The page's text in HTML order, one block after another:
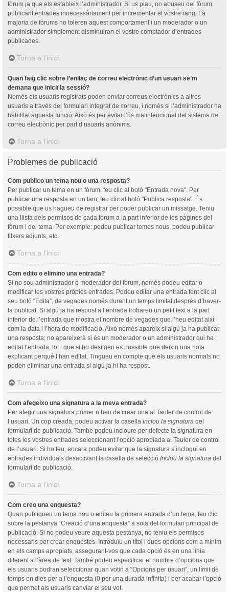
fòrum ja que els estableix l’administrador. Si us plau, no abuseu del fòrum
publicant entrades innecessàriament per incrementar el vostre rang. La
majoria de fòrums no toleren aquest comportament i un moderador o un
administrador simplement disminuiran el vostre comptador d’entrades
publicades.
Torna a l’inici
Quan faig clic sobre l’enllaç de correu electrònic d’un usuari se’m
demana que iniciï la sessió?
Només els usuaris registrats poden enviar correus electrònics a altres
usuaris a través del formulari integrat de correu, i només si l’administrador ha
habilitat aquesta funció. Això és per evitar l’ús malintencionat del sistema de
correu electrònic per part d’usuaris anònims.
Torna a l’inici
Problemes de publicació
Com publico un tema nou o una resposta?
Per publicar un tema en un fòrum, feu clic al botó "Entrada nova". Per
publicar una resposta en un tam, feu clic al botó "Publica resposta". És
possible que us hagueu de registrar per poder publicar un missatge. Teniu
una llista dels permisos de cada fòrum a la part inferior de les pàgines del
fòrum i del tema. Per exemple: podeu publicar temes nous, podeu publicar
fitxers adjunts, etc.
Torna a l’inici
Com edito o elimino una entrada?
Si no sou administrador o moderador del fòrum, només podeu editar o
modificar les vostres pròpies entrades. Podeu editar una entrada fent clic al
seu botó “Edita”, de vegades només durant un temps limitat després d’haver-
la publicat. Si algú ja ha respost a l’entrada trobareu un petit text a la part
inferior de l’entrada que mostra el nombre de vegades que l’heu editat així
com la data i l’hora de modificació. Això només apareix si algú ja ha publicat
una resposta; no apareixerà si és un moderador o un administrador qui ha
editat l’entrada, tot i que si ho desitgen es possible que deixin una nota
explicant perquè l’han editat. Tingueu en compte que els usuaris normals no
poden eliminar una entrada si algú ja hi ha respost.
Torna a l’inici
Com afegeixo una signatura a la meva entrada?
Per afegir una signatura primer n’heu de crear una al Tauler de control de
l’usuari. Un cop creada, podeu activar la casella Inclou la signatura del
formulari de publicació. També podeu incloure per defecte la signatura en
totes les vostres entrades seleccionant l’opció apropiada al Tauler de control
de l’usuari. Si ho feu, encara podeu evitar que la signatura s’inclogui en
entrades individuals desactivant la casella de selecció Inclou la signatura del
formulari de publicació.
Torna a l’inici
Com creo una enquesta?
Quan publiqueu un tema nou o editeu la primera entrada d’un tema, feu clic
sobre la pestanya “Creació d’una enquesta” a sota del formulari principal de
publicació. Si no podeu veure aquesta pestanya, no teniu els permisos
necessaris per crear enquestes. Introduïu un títol i dues opcions com a mínim
en els camps apropiats, assegurant-vos que cada opció és en una línia
diferent a l’àrea de text. També podeu especificar el nombre d’opcions que
els usuaris podran seleccionar quan votin a “Opcions per usuari”, un límit de
temps en dies per a l’enquesta (0 per una durada infinita) i per acabar l’opció
que permet als usuaris canviar el seu vot.